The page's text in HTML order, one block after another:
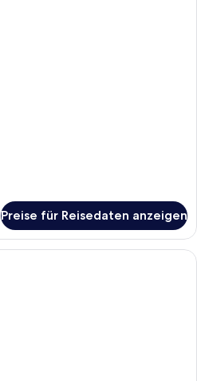
Preise für Reisedaten anzeigen